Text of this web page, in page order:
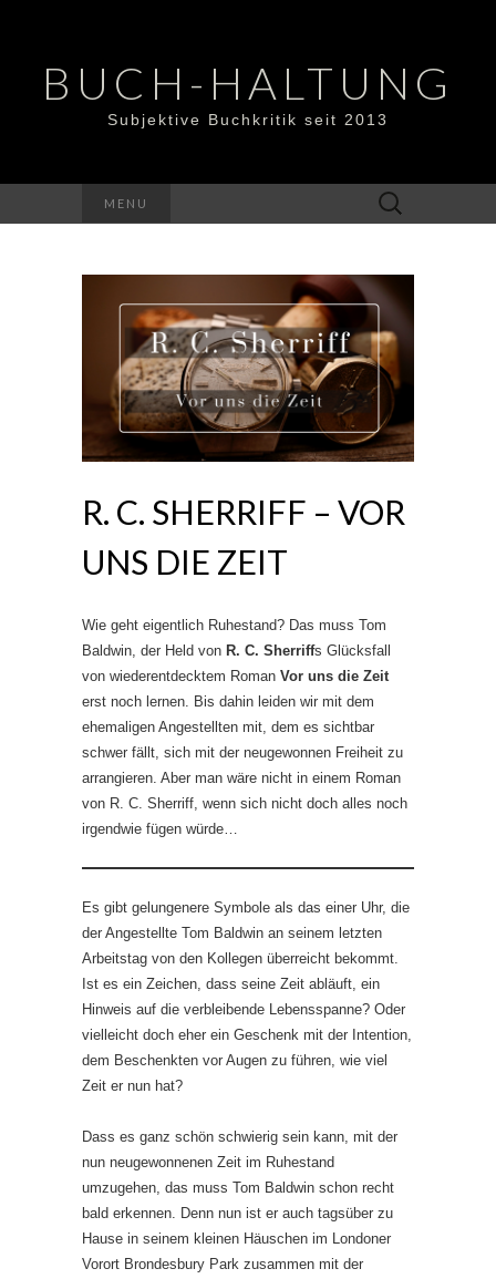
BUCH-HALTUNG
Subjektive Buchkritik seit 2013
MENU
Suchen
nach:
R. C. SHERRIFF – VOR
UNS DIE ZEIT
Wie geht eigentlich Ruhestand? Das muss Tom
Baldwin, der Held von R. C. Sherriffs Glücksfall
von wiederentdecktem Roman Vor uns die Zeit
erst noch lernen. Bis dahin leiden wir mit dem
ehemaligen Angestellten mit, dem es sichtbar
schwer fällt, sich mit der neugewonnen Freiheit zu
arrangieren. Aber man wäre nicht in einem Roman
von R. C. Sherriff, wenn sich nicht doch alles noch
irgendwie fügen würde…
Es gibt gelungenere Symbole als das einer Uhr, die
der Angestellte Tom Baldwin an seinem letzten
Arbeitstag von den Kollegen überreicht bekommt.
Ist es ein Zeichen, dass seine Zeit abläuft, ein
Hinweis auf die verbleibende Lebensspanne? Oder
vielleicht doch eher ein Geschenk mit der Intention,
dem Beschenkten vor Augen zu führen, wie viel
Zeit er nun hat?
Dass es ganz schön schwierig sein kann, mit der
nun neugewonnenen Zeit im Ruhestand
umzugehen, das muss Tom Baldwin schon recht
bald erkennen. Denn nun ist er auch tagsüber zu
Hause in seinem kleinen Häuschen im Londoner
Vorort Brondesbury Park zusammen mit der